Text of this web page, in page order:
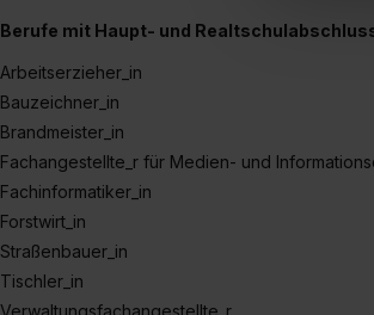
„Details
Berufe mit Haupt- und
Arbeitserzieher_in
Bauzeichner_in
Brandmeister_in
Fachangestellte_r für Medien- und
Fachinformatiker_in
Forstwirt_in
Straßenbauer_in
Tischler_in
Verwaltungsfachangestellte_r